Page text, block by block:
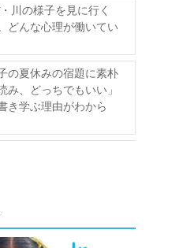
川の様子を見に行く
どんな心理が働いてい
夏休みの宿題に素朴
み、どっちでもいい」
き学ぶ理由がわから